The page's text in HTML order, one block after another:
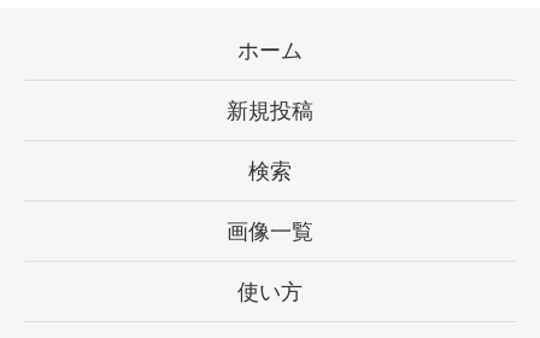
ホーム
新規投稿
検索
画像一覧
使い方